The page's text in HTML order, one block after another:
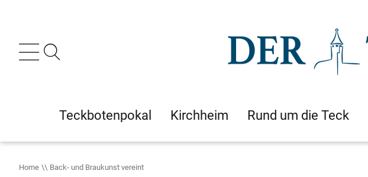
Teckbotenpokal Kirchheim Rund um die Teck
Home Back- und Braukunst vereint